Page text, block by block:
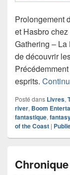
Prolongement
et Hasbro
Gathering –
de découvrir
esprits.
Posté dans Livres,
river, Boom
fantastique,
of the Coast |